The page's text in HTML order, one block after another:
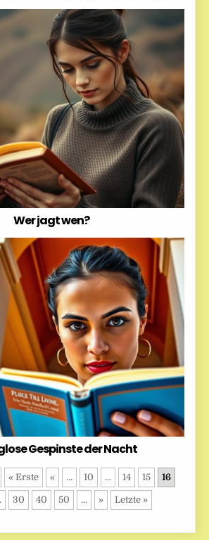
Wer jagt wen?
Gespinste der Nacht
« Erste « ... 10 ... 14 15 16
30 40 50 ... » Letzte »